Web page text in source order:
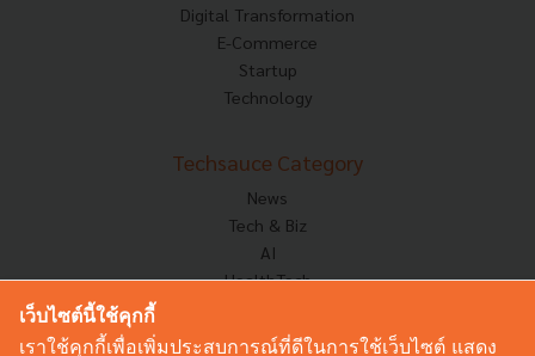
Digital Transformation
E-Commerce
Startup
Technology
Techsauce Category
News
Tech & Biz
AI
HealthTech
Corp Innov
เว็บไซต์นี้ใช้คุกกี้
เราใช้คุกกี้เพื่อเพิ่มประสบการณ์ที่ดีในการใช้เว็บไซต์ แสดง